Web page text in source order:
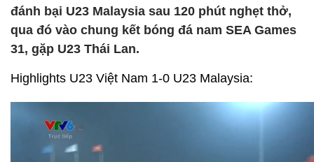
đánh bại U23 Malaysia sau 120 phút nghẹt thở,
qua đó vào chung kết bóng đá nam SEA Games
31, gặp U23 Thái Lan.
Highlights U23 Việt Nam 1-0 U23 Malaysia: